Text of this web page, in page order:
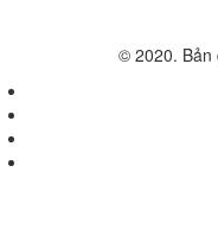
© 2020. Bản